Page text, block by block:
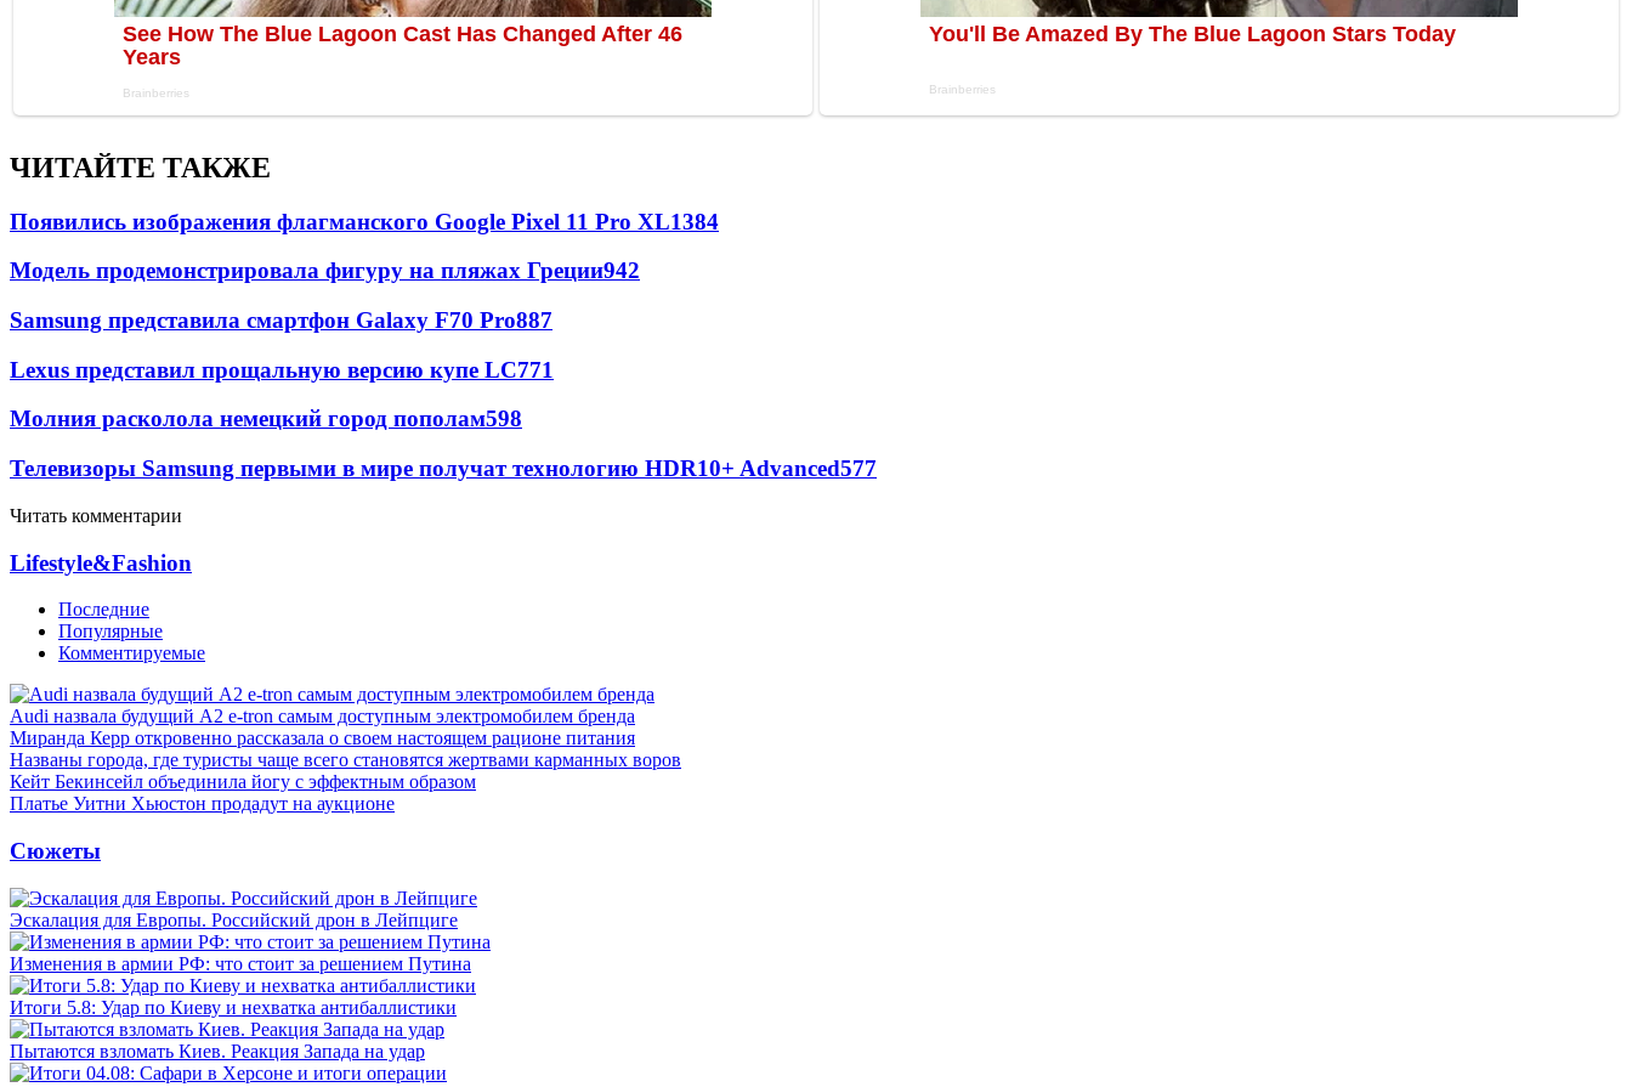
ЧИТАЙТЕ ТАКЖЕ
Появились изображения флагманского Google Pixel 11 Pro XL1384
Модель продемонстрировала фигуру на пляжах Греции942
Samsung представила смартфон Galaxy F70 Pro887
Lexus представил прощальную версию купе LC771
Молния расколола немецкий город пополам598
Телевизоры Samsung первыми в мире получат технологию HDR10+ Advanced577
Читать комментарии
Lifestyle&Fashion
Последние
Популярные
Комментируемые
Audi назвала будущий A2 e-tron самым доступным электромобилем бренда
Миранда Керр откровенно рассказала о своем настоящем рационе питания
Названы города, где туристы чаще всего становятся жертвами карманных воров
Кейт Бекинсейл объединила йогу с эффектным образом
Платье Уитни Хьюстон продадут на аукционе
Сюжеты
Эскалация для Европы. Российский дрон в Лейпциге
Изменения в армии РФ: что стоит за решением Путина
Итоги 5.8: Удар по Киеву и нехватка антибаллистики
Пытаются взломать Киев. Реакция Запада на удар